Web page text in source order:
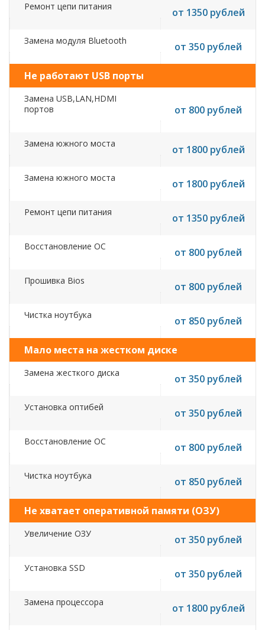
Ремонт цепи питания от 1350 рублей
Замена модуля Bluetooth от 350 рублей
Не работают USB порты
Замена USB,LAN,HDMI
портов
от 800 рублей
Замена южного моста от 1800 рублей
Замена южного моста от 1800 рублей
Ремонт цепи питания от 1350 рублей
Восстановление ОС от 800 рублей
Прошивка Bios от 800 рублей
Чистка ноутбука от 850 рублей
Мало места на жестком диске
Замена жесткого диска от 350 рублей
Установка оптибей от 350 рублей
Восстановление ОС от 800 рублей
Чистка ноутбука от 850 рублей
Не хватает оперативной памяти (ОЗУ)
Увеличение ОЗУ от 350 рублей
Установка SSD от 350 рублей
Замена процессора от 1800 рублей